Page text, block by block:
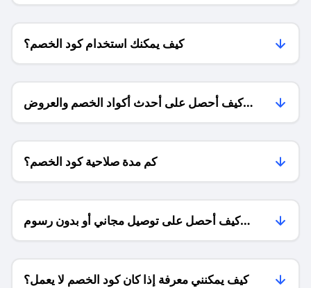
كيف يمكنك استخدام كود الخصم؟
كيف أحصل على أحدث أكواد الخصم والعروض
للمتاجر؟
كم مدة صلاحية كود الخصم؟
كيف أحصل على توصيل مجاني أو بدون رسوم
الشحن ؟
كيف يمكنني معرفة إذا كان كود الخصم لا يعمل؟